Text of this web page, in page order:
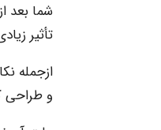
شما بعد
تأثیر
ازجمله
و طراحی